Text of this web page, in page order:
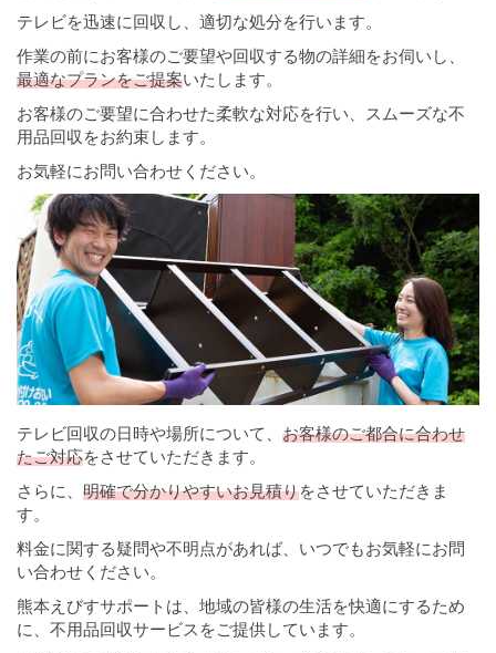
テレビを迅速に回収し、適切な処分を行います。
作業の前にお客様のご要望や回収する物の詳細をお伺いし、
最適なプランをご提案いたします。
お客様のご要望に合わせた柔軟な対応を行い、スムーズな不
用品回収をお約束します。
お気軽にお問い合わせください。
テレビ回収の日時や場所について、 お客様のご都合に合わせ
たご対応をさせていただきます。
さらに、 明確で分かりやすいお見積りをさせていただきま
す。
料金に関する疑問や不明点があれば、いつでもお気軽にお問
い合わせください。
熊本えびすサポートは、地域の皆様の生活を快適にするため
に、不用品回収サービスをご提供しています。